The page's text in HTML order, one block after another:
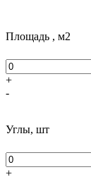
Площадь , м2
+
-
Углы, шт
+